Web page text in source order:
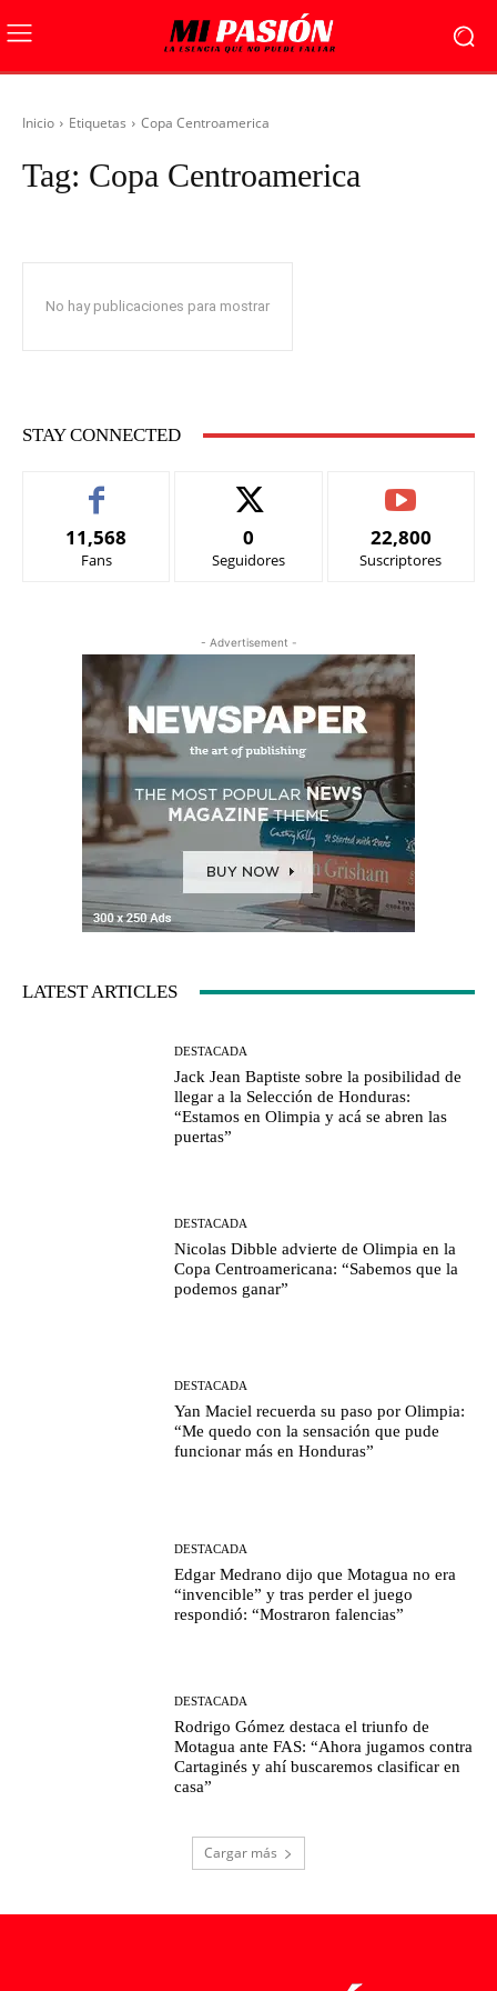
Inicio Etiquetas Copa Centroamerica
Tag: Copa Centroamerica
No hay publicaciones para mostrar
STAY CONNECTED
11,568
Fans
0
Seguidores
22,800
Suscriptores
- Advertisement -
LATEST ARTICLES
DESTACADA
Jack Jean Baptiste sobre la posibilidad de
llegar a la Selección de Honduras:
“Estamos en Olimpia y acá se abren las
puertas”
DESTACADA
Nicolas Dibble advierte de Olimpia en la
Copa Centroamericana: “Sabemos que la
podemos ganar”
DESTACADA
Yan Maciel recuerda su paso por Olimpia:
“Me quedo con la sensación que pude
funcionar más en Honduras”
DESTACADA
Edgar Medrano dijo que Motagua no era
“invencible” y tras perder el juego
respondió: “Mostraron falencias”
DESTACADA
Rodrigo Gómez destaca el triunfo de
Motagua ante FAS: “Ahora jugamos contra
Cartaginés y ahí buscaremos clasificar en
casa”
Cargar más